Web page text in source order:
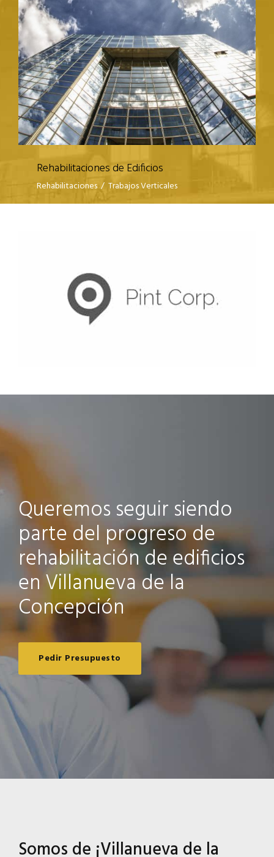
Rehabilitaciones de Edificios
Rehabilitaciones / Trabajos Verticales
Queremos seguir siendo
parte del progreso de
rehabilitación de edificios
en Villanueva de la
Concepción
Pedir Presupuesto
Somos de ¡Villanueva de la